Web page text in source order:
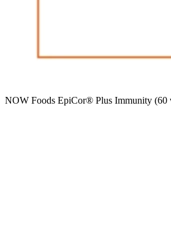
NOW Foods EpiCor® Plus Immunity (60